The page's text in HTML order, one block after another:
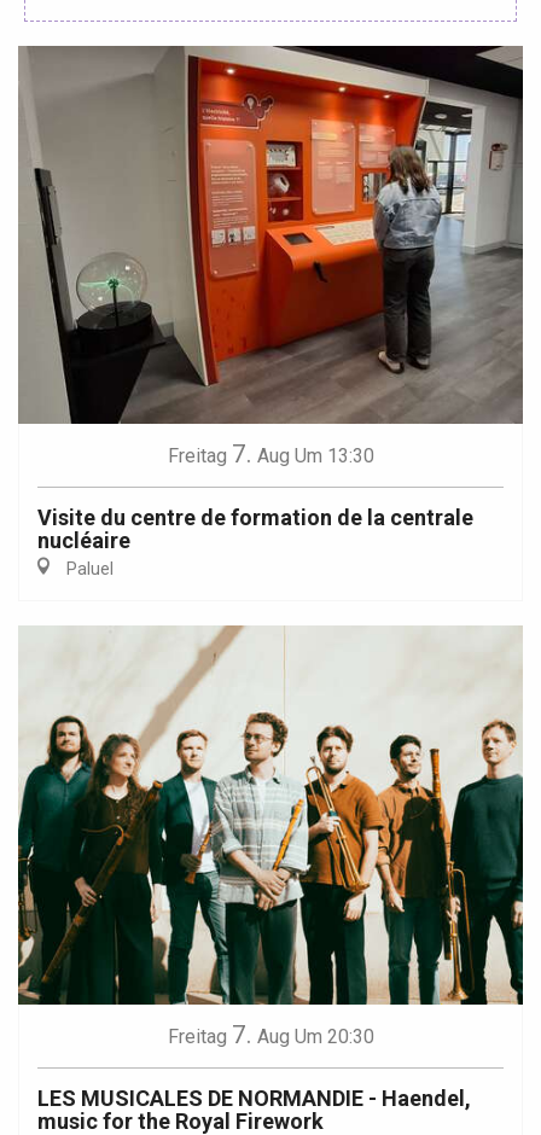
Freitag 7. Aug Um 13:30
Visite du centre de formation de la centrale
nucléaire
Paluel
Freitag 7. Aug Um 20:30
LES MUSICALES DE NORMANDIE - Haendel,
music for the Royal Firework